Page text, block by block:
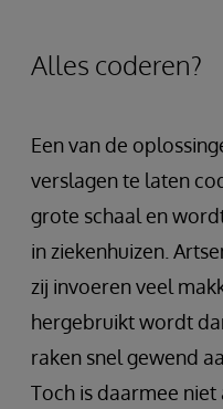
Alles coderen?
Een van de
verslagen te laten
grote schaal en
in ziekenhuizen.
zij invoeren veel
hergebruikt wordt
raken snel gewend
Toch is daarmee